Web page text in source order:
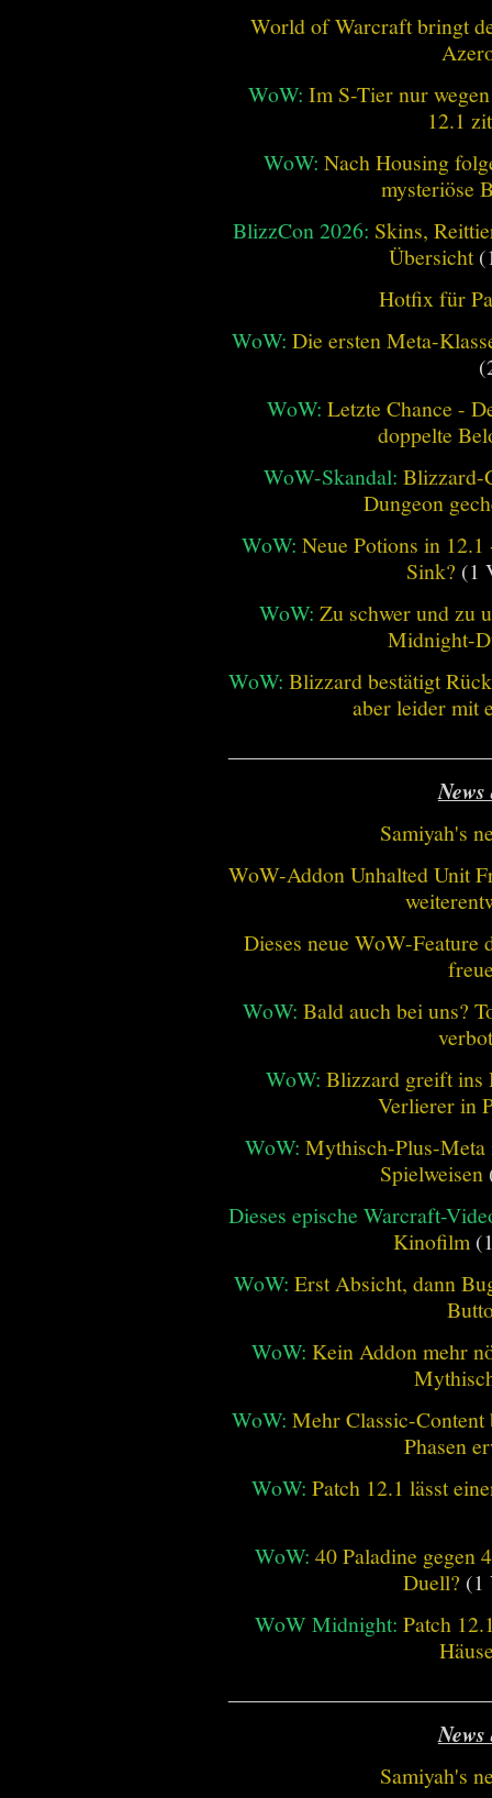
World of Warcraft bringt
WoW: Im S-Tier nur
12.1
WoW: Nach Housing
mysteriöse
BlizzCon 2026: Skins,
Übersicht
Hotfix für
WoW: Die ersten Meta-
WoW: Letzte Chance -
doppelte
WoW-Skandal: Blizzard-
Dungeon
WoW:Neue Potions in
Sink? (1
WoW: Zu schwer und zu
Midnight-
WoW: Blizzard bestätigt
aber leider mit
Samiyah's
WoW-Addon Unhalted Unit
Dieses neue WoW-
WoW: Bald auch bei uns?
WoW: Blizzard greift ins
Verlierer in
WoW: Mythisch-Plus-Meta
Spielweisen
Dieses epische Warcraft-
Kinofilm
WoW: Erst Absicht, dann
WoW: Kein Addon mehr
WoW: Mehr Classic-
Phasen
WoW: Patch 12.1 lässt
WoW: 40 Paladine gegen
Duell? (1
WoW Midnight: Patch
Samiyah's